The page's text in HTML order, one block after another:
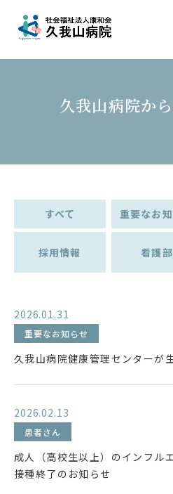
久我山病院か
すべて 重要なお
採用情報 看護部
2026.01.31
重要なお知らせ
久我山病院健康管理センターが
2026.02.13
患者さん
成人（高校生以上）のインフル
接種終了のお知らせ